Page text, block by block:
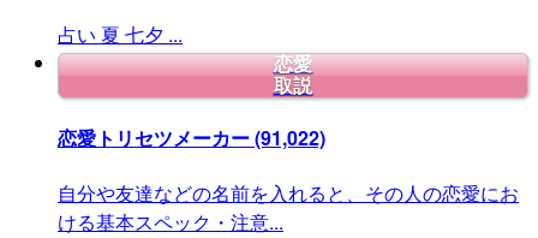
占い 夏 七夕 ...
恋愛
取説
恋愛トリセツメーカー(91,022)
自分や友達などの名前を入れると、その人の恋愛にお
ける基本スペック・注意...